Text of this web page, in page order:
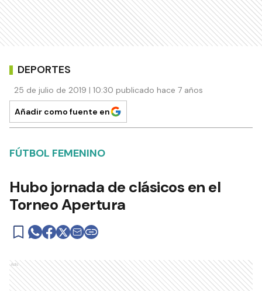
DEPORTES
25 de julio de 2019 | 10:30 publicado hace 7 años
Añadir como fuente en
FÚTBOL FEMENINO
Hubo jornada de clásicos en el
Torneo Apertura
Ads